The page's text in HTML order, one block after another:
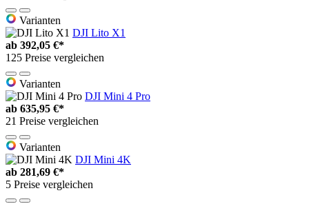
Varianten
DJI Lito X1
ab 392,05 €*
125 Preise vergleichen
Varianten
DJI Mini 4 Pro
ab 635,95 €*
21 Preise vergleichen
Varianten
DJI Mini 4K
ab 281,69 €*
5 Preise vergleichen